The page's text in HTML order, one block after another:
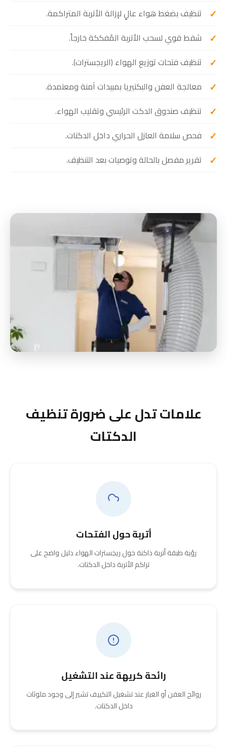
تنظيف بضغط هواء عالٍ لإزالة الأتربة المتراكمة.
شفط قوي لسحب الأتربة المُفككة خارجاً.
تنظيف فتحات توزيع الهواء (الريجسترات).
معالجة العفن والبكتيريا بمبيدات آمنة ومعتمدة.
تنظيف صندوق الدكت الرئيسي وتقليب الهواء.
فحص سلامة العازل الحراري داخل الدكتات.
تقرير مفصل بالحالة وتوصيات بعد التنظيف.
علامات تدل على ضرورة تنظيف
الدكتات
أتربة حول الفتحات
رؤية طبقة أتربة داكنة حول ريجسترات الهواء دليل واضح على
تراكم الأتربة داخل الدكتات.
رائحة كريهة عند التشغيل
روائح العفن أو الغبار عند تشغيل التكييف تشير إلى وجود ملوثات
داخل الدكتات.